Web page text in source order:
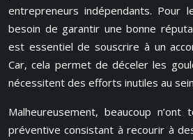
entrepreneurs indépendants. Pour
besoin de garantir une bonne
est essentiel de souscrire à un
Car, cela permet de déceler les
nécessitent des efforts inutiles au
Malheureusement, beaucoup
préventive consistant à recourir à